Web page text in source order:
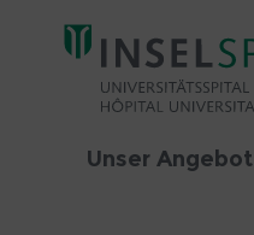
Unser Angebot